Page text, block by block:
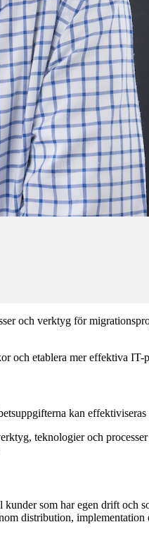
och verktyg för
och etablera mer effektiva IT-
kan
teknologier och
som har egen drift
distribution, implementation